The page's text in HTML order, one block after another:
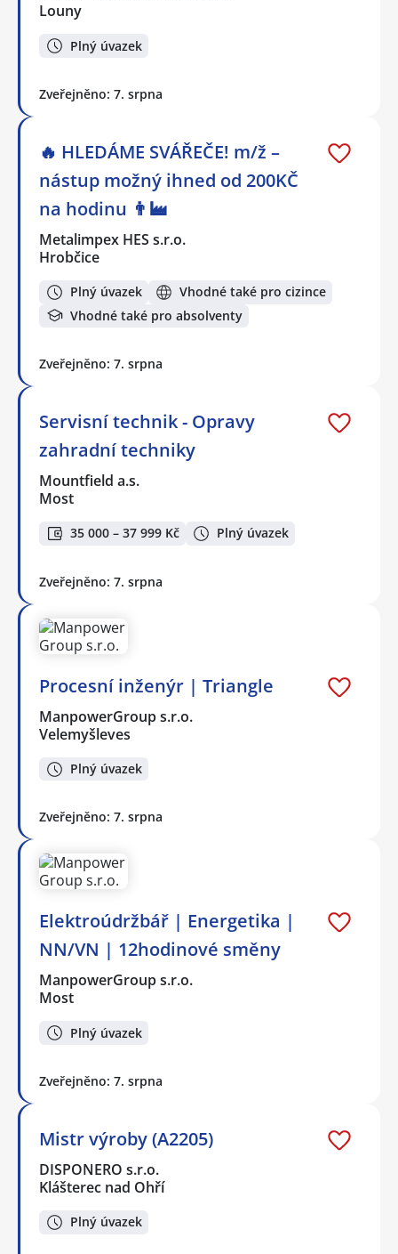
Louny
Plný úvazek
Zveřejněno: 7. srpna
🔥 HLEDÁME SVÁŘEČE! m/ž –
nástup možný ihned od 200KČ
na hodinu 👨‍🏭
Metalimpex HES s.r.o.
Hrobčice
Plný úvazek
Vhodné také pro cizince
Vhodné také pro absolventy
Zveřejněno: 7. srpna
Servisní technik - Opravy
zahradní techniky
Mountfield a.s.
Most
35 000 – 37 999 Kč Plný úvazek
Zveřejněno: 7. srpna
Procesní inženýr | Triangle
ManpowerGroup s.r.o.
Velemyšleves
Plný úvazek
Zveřejněno: 7. srpna
Elektroúdržbář | Energetika |
NN/VN | 12hodinové směny
ManpowerGroup s.r.o.
Most
Plný úvazek
Zveřejněno: 7. srpna
Mistr výroby (A2205)
DISPONERO s.r.o.
Klášterec nad Ohří
Plný úvazek